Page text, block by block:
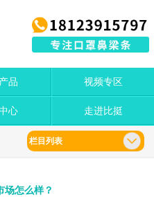
品 视频专区
心 走进比挺
栏目列表
场怎么样？